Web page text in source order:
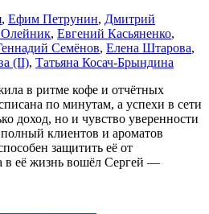
, Ефим Петрунин, Дмитрий
, Евгений Касьяненко,
Семёнов, Елена Штарова,
(II), Татьяна Косач-Брындина
в ритме кофе и отчётных
по минутам, а успехи в сети
доход, но и чувство уверенности
клиентов и ароматов
защитить её от
в её жизнь вошёл Сергей —